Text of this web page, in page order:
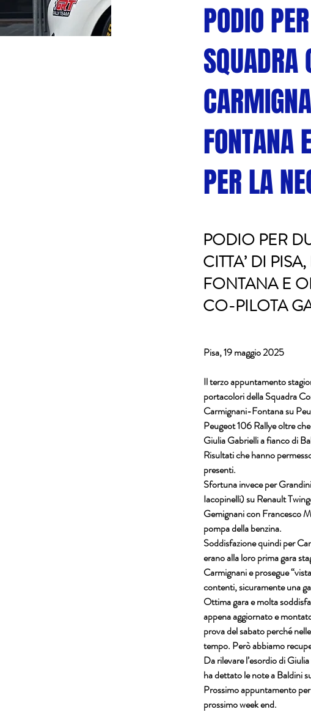
PODIO
SQUADRA
FONTANA
PER LA
PODIO PER
CITTA’ DI
FONTANA E
CO-PILOTA
Pisa, 19 maggio 2025
Il terzo appuntamento
portacolori della Squadra
Carmignani-Fontana su
Peugeot 106 Rallye oltre
Giulia Gabrielli a fianco di
Risultati che hanno
presenti.
Sfortuna invece per
Iacopinelli) su Renault
Gemignani con Francesco
pompa della benzina.
Soddisfazione quindi per
erano alla loro prima gara
Carmignani e prosegue
contenti, sicuramente una
Ottima gara e molta
appena aggiornato e
prova del sabato perché
tempo. Però abbiamo
Da rilevare l’esordio di
ha dettato le note a Baldini
Prossimo appuntamento
prossimo week end.